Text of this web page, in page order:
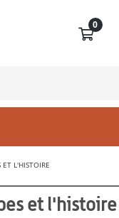
0
L'HISTOIRE
et l'histoire